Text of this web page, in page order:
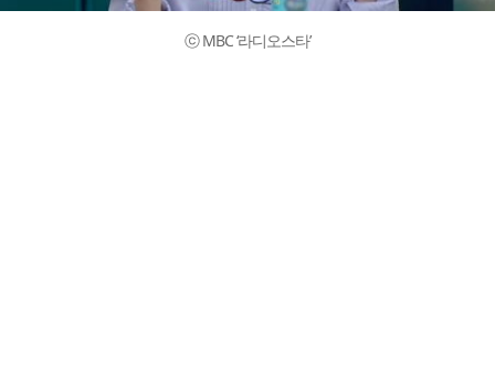
ⓒ MBC ‘라디오스타’